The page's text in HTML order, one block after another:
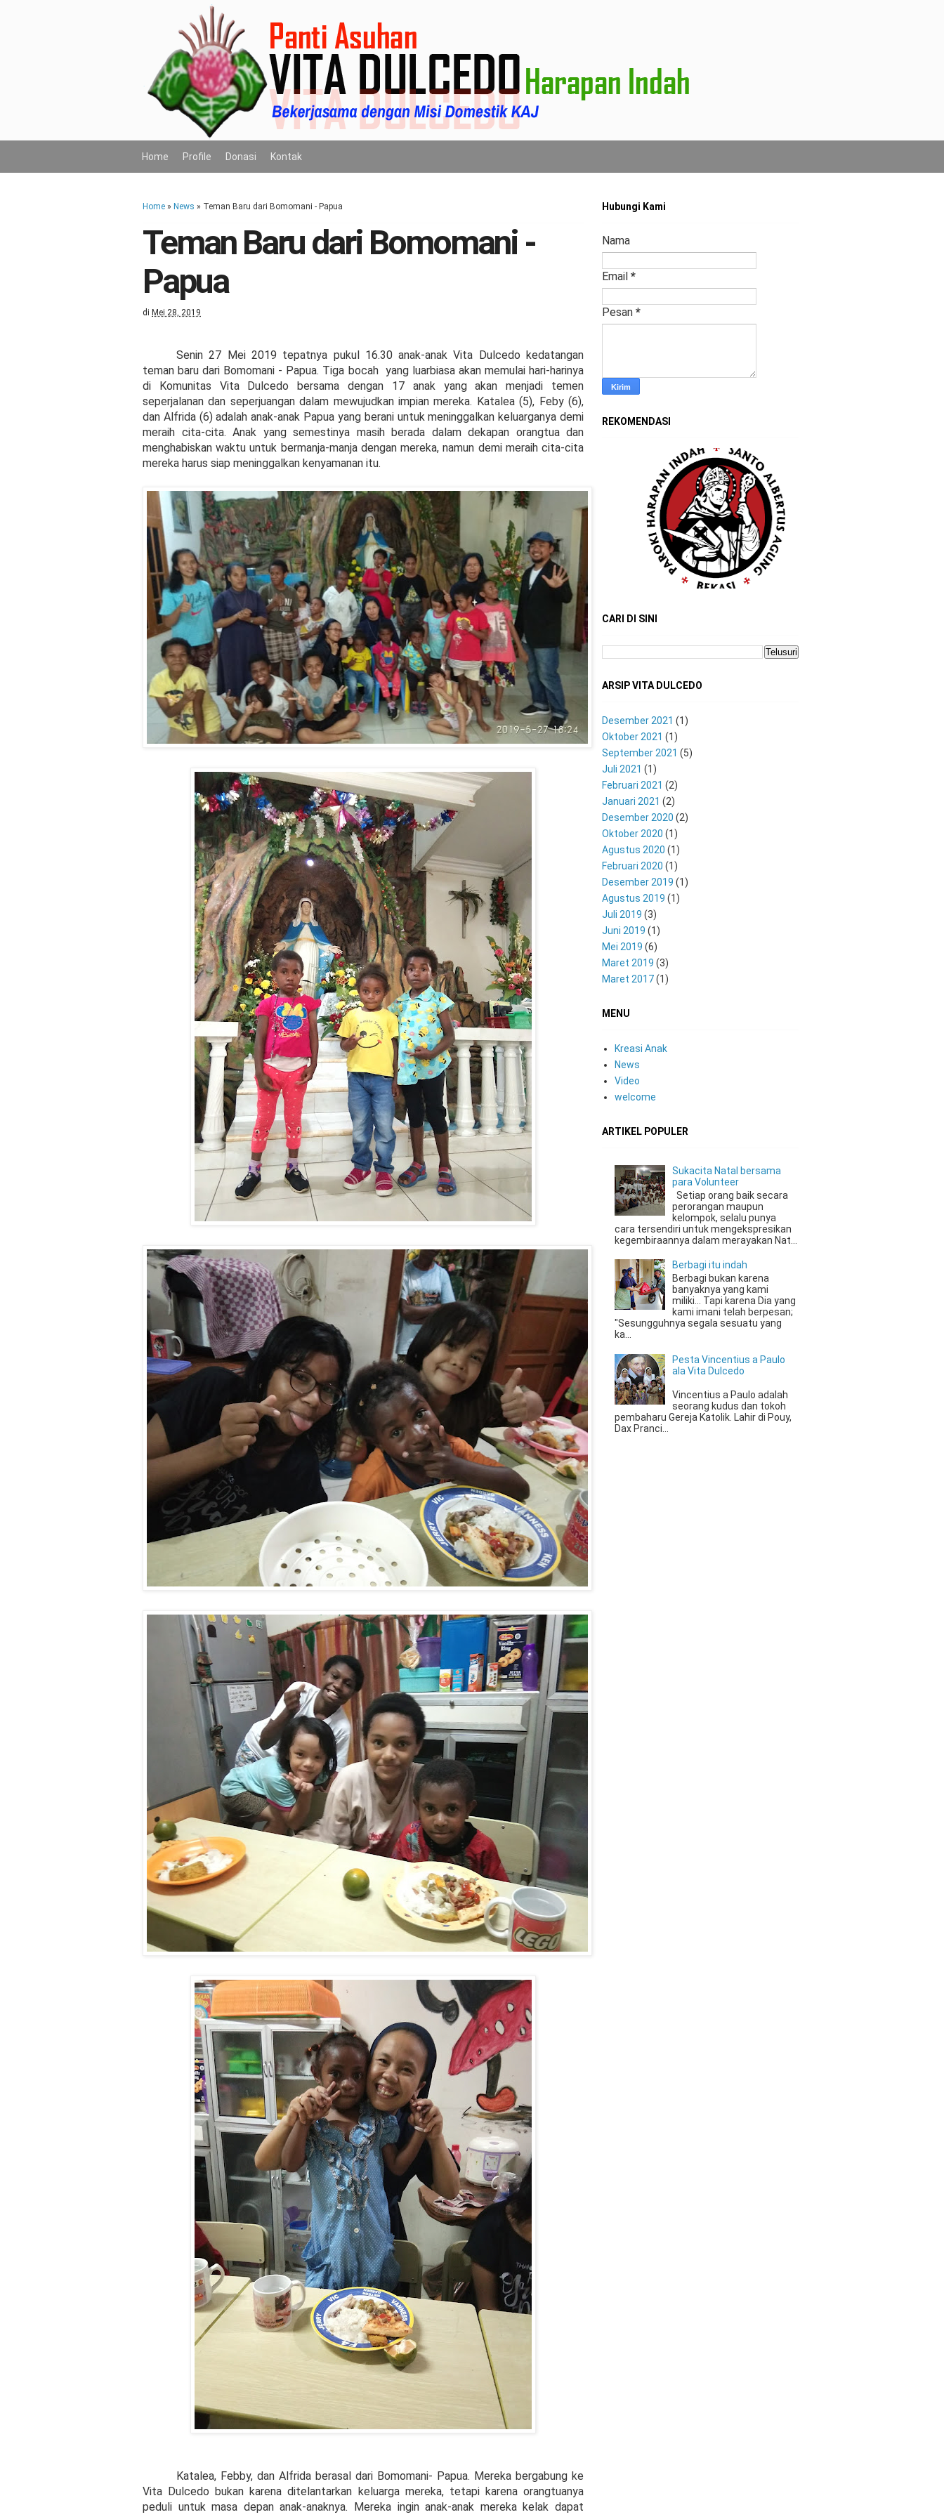
Home Profile Donasi Kontak
Home » News » Teman Baru dari Bomomani - Papua
Teman Baru dari Bomomani -
Papua
di Mei 28, 2019
Senin 27 Mei 2019 tepatnya pukul 16.30 anak-anak Vita Dulcedo kedatangan
teman baru dari Bomomani - Papua. Tiga bocah yang luarbiasa akan memulai hari-harinya
di Komunitas Vita Dulcedo bersama dengan 17 anak yang akan menjadi temen
seperjalanan dan seperjuangan dalam mewujudkan impian mereka. Katalea (5), Feby (6),
dan Alfrida (6) adalah anak-anak Papua yang berani untuk meninggalkan keluarganya demi
meraih cita-cita. Anak yang semestinya masih berada dalam dekapan orangtua dan
menghabiskan waktu untuk bermanja-manja dengan mereka, namun demi meraih cita-cita
mereka harus siap meninggalkan kenyamanan itu.
Katalea, Febby, dan Alfrida berasal dari Bomomani- Papua. Mereka bergabung ke
Vita Dulcedo bukan karena ditelantarkan keluarga mereka, tetapi karena orangtuanya
peduli untuk masa depan anak-anaknya. Mereka ingin anak-anak mereka kelak dapat
Hubungi Kami
Nama
Email *
Pesan *
REKOMENDASI
CARI DI SINI
ARSIP VITA DULCEDO
Desember 2021 (1)
Oktober 2021 (1)
September 2021 (5)
Juli 2021 (1)
Februari 2021 (2)
Januari 2021 (2)
Desember 2020 (2)
Oktober 2020 (1)
Agustus 2020 (1)
Februari 2020 (1)
Desember 2019 (1)
Agustus 2019 (1)
Juli 2019 (3)
Juni 2019 (1)
Mei 2019 (6)
Maret 2019 (3)
Maret 2017(1)
MENU
Kreasi Anak
News
Video
welcome
ARTIKEL POPULER
Sukacita Natal bersama
para Volunteer
Setiap orang baik secara
perorangan maupun
kelompok, selalu punya
cara tersendiri untuk mengekspresikan
kegembiraannya dalam merayakan Nat...
Berbagi itu indah
Berbagi bukan karena
banyaknya yang kami
miliki... Tapi karena Dia yang
kami imani telah berpesan;
"Sesungguhnya segala sesuatu yang
ka...
Pesta Vincentius a Paulo
ala Vita Dulcedo
Vincentius a Paulo adalah
seorang kudus dan tokoh
pembaharu Gereja Katolik. Lahir di Pouy,
Dax Pranci...